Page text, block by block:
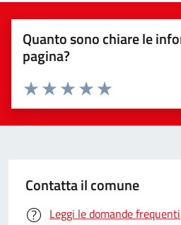
Quanto sono chiare le
pagina?
Valuta da 1 a 5 stelle la pagina
Valuta 5 stelle su
Valuta 4 stelle su 5
Valuta 3 stelle su 5
Valuta 2 stelle su 5
Valuta 1 stelle su 5
Contatta il comune
Leggi le domande frequenti